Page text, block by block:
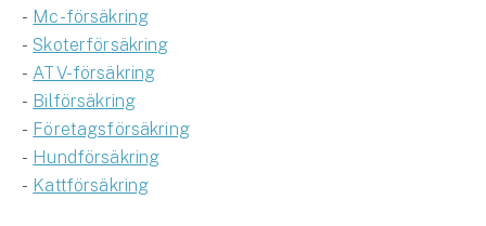
- Mc-försäkring
-Skoterförsäkring
- ATV-försäkring
- Bilförsäkring
- Företagsförsäkring
- Hundförsäkring
- Kattförsäkring